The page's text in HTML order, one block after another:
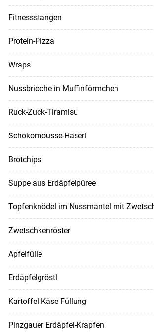
Fitnessstangen
Protein-Pizza
Wraps
Nussbrioche in Muffinförmchen
Ruck-Zuck-Tiramisu
Schokomousse-Haserl
Brotchips
Suppe aus Erdäpfelpüree
Topfenknödel im Nussmantel mit
Zwetschkenröster
Apfelfülle
Erdäpfelgröstl
Kartoffel-Käse-Füllung
Pinzgauer Erdäpfel-Krapfen